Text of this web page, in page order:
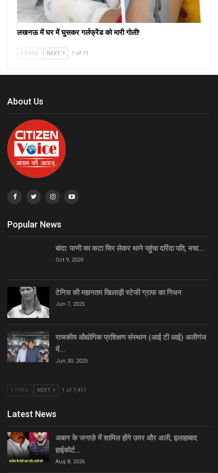
लखनऊ में घर में घुसकर गर्लफ्रेंड को मारी गोली!
PREV NEXT 1 of 71
About Us
Popular News
बांदा: पत्नी का कटा सिर लेकर थाने पहुंचा दरिंदा पति, मचा…
Oct 9, 2020
टेनिस की महानतम खिलाड़ी स्टेफी ग्राफ का निधन
Jun 7, 2025
राजकीय औद्योगिक प्रशिक्षण संस्थान (आई टी आई) अलीगंज
में…
Jun 30, 2025
PREV NEXT 1 of 7,411
Latest News
अबान के जनाज़े में शामिल होंगे उमर और अली, इलाहाबाद
हाईकोर्ट…
Aug 8, 2026